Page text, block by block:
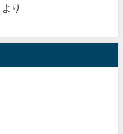
より